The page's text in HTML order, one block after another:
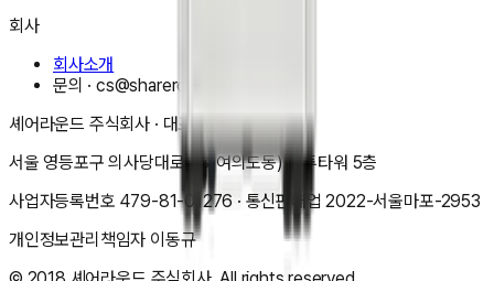
회사
회사소개
문의 ·cs@shareround.co.kr
셰어라운드 주식회사 · 대표이동규
서울 영등포구 의사당대로 83(여의도동) 오투타워 5층
사업자등록번호 479-81-01276 · 통신판매업2022-서울마포-2953
개인정보관리책임자 이동규